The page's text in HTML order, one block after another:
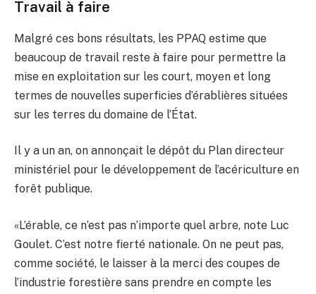
Travail à faire
Malgré ces bons résultats, les PPAQ estime que
beaucoup de travail reste à faire pour permettre la
mise en exploitation sur les court, moyen et long
termes de nouvelles superficies d’érablières situées
sur les terres du domaine de l’État.
Il y a un an, on annonçait le dépôt du Plan directeur
ministériel pour le développement de l’acériculture en
forêt publique.
«L’érable, ce n’est pas n’importe quel arbre, note Luc
Goulet. C’est notre fierté nationale. On ne peut pas,
comme société, le laisser à la merci des coupes de
l’industrie forestière sans prendre en compte les